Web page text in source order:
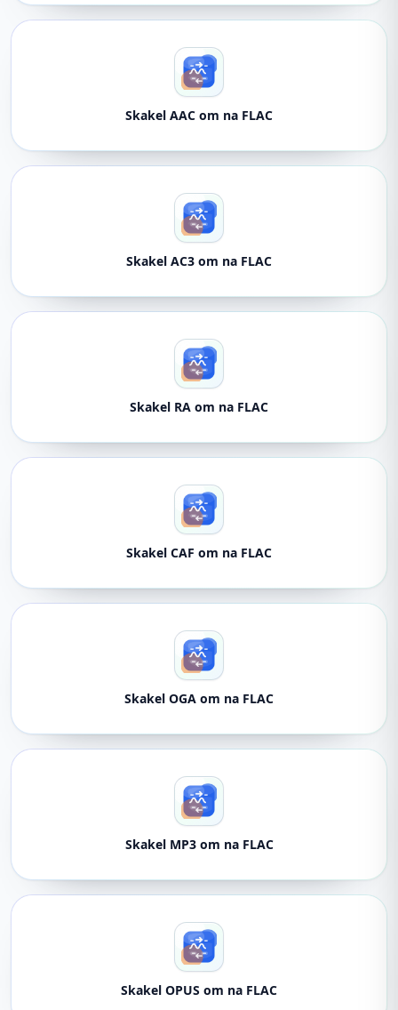
Skakel AAC om na FLAC
Skakel AC3 om na FLAC
Skakel RA om na FLAC
Skakel CAF om na FLAC
Skakel OGA om na FLAC
Skakel MP3 om na FLAC
Skakel OPUS om na FLAC